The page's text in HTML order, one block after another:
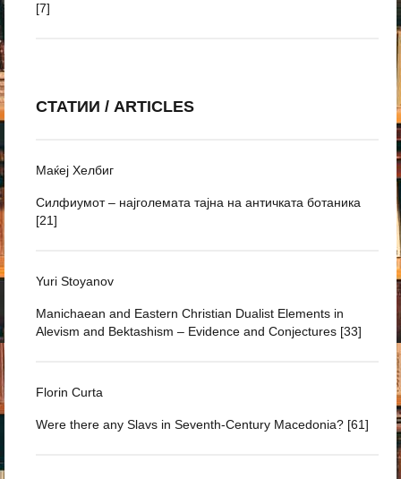
[7]
СТАТИИ / ARTICLES
Маќеј Хелбиг
Силфиумот – најголемата тајна на античката ботаника
[21]
Yuri Stoyanov
Manichaean and Eastern Christian Dualist Elements in
Alevism and Bektashism – Evidence and Conjectures [33]
Florin Curta
Were there any Slavs in Seventh-Century Macedonia? [61]